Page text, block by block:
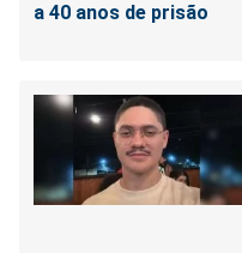
a 40 anos de prisão